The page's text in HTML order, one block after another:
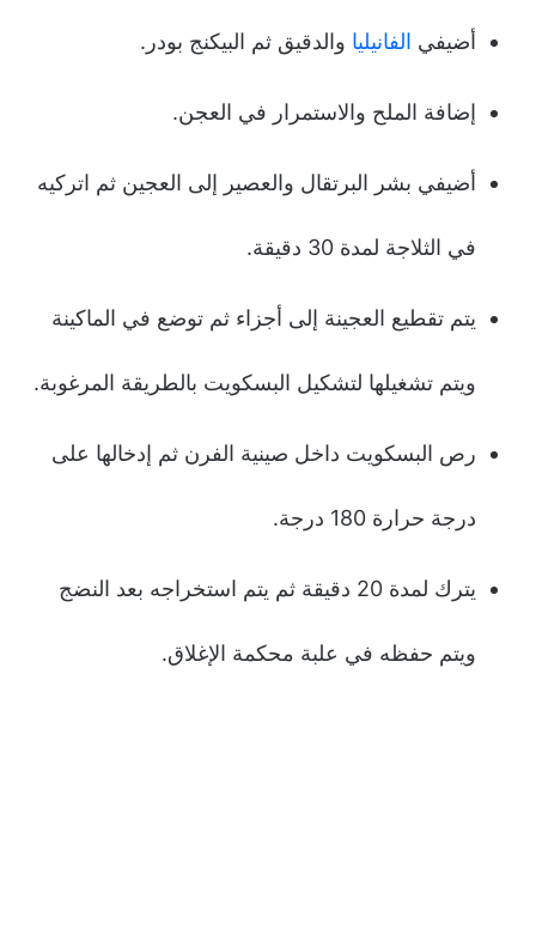
أضيفي الفانيليا والدقيق ثم البيكنج بودر.
إضافة الملح والاستمرار في العجن.
أضيفي بشر البرتقال والعصير إلى العجين ثم اتركيه
في الثلاجة لمدة 30 دقيقة.
يتم تقطيع العجينة إلى أجزاء ثم توضع في الماكينة
ويتم تشغيلها لتشكيل البسكويت بالطريقة المرغوبة.
رص البسكويت داخل صينية الفرن ثم إدخالها على
درجة حرارة 180 درجة.
يترك لمدة 20 دقيقة ثم يتم استخراجه بعد النضج
ويتم حفظه في علبة محكمة الإغلاق.